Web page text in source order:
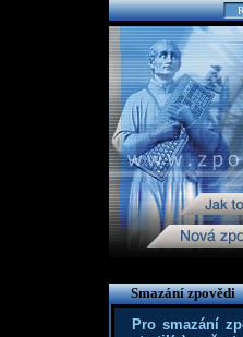
Smazání zpovědi
Pro smazání